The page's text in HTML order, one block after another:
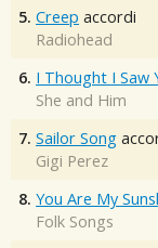
5. Creep accordi
Radiohead
6. I Thought I Saw
She and Him
7. Sailor Song
Gigi Perez
8. You Are My
Folk Songs